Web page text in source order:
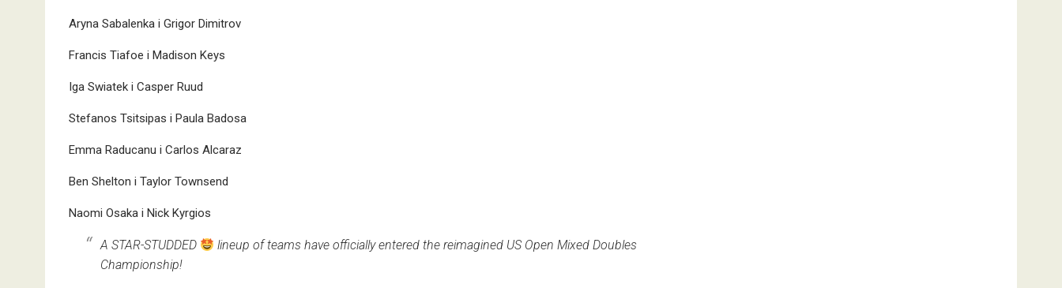
Aryna Sabalenka i Grigor Dimitrov
Francis Tiafoe i Madison Keys
Iga Swiatek i Casper Ruud
Stefanos Tsitsipas i Paula Badosa
Emma Raducanu i Carlos Alcaraz
Ben Shelton i Taylor Townsend
Naomi Osaka i Nick Kyrgios
A STAR-STUDDED
lineup of teams have officially entered the reimagined US Open Mixed Doubles
Championship!